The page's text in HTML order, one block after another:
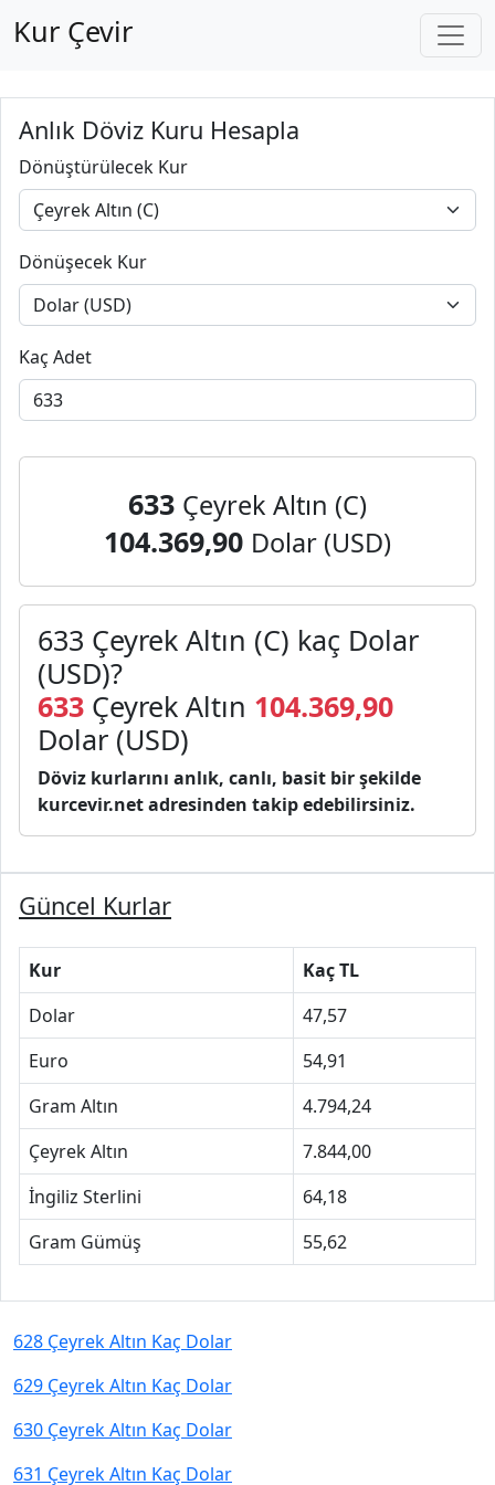
Kur Çevir
Anlık Döviz Kuru Hesapla
Dönüştürülecek Kur
Dönüşecek Kur
Kaç Adet
633 Çeyrek Altın (C)
104.369,90 Dolar (USD)
633 Çeyrek Altın (C) kaç Dolar
(USD)?
633 Çeyrek Altın 104.369,90
Dolar (USD)
Döviz kurlarını anlık, canlı, basit bir şekilde
kurcevir.net adresinden takip edebilirsiniz.
Güncel Kurlar
Kur
Kaç TL
Dolar
47,57
Euro
54,91
Gram Altın
4.794,24
Çeyrek Altın
7.844,00
İngiliz Sterlini
64,18
Gram Gümüş
55,62
628 Çeyrek Altın Kaç Dolar
629 Çeyrek Altın Kaç Dolar
630 Çeyrek Altın Kaç Dolar
631 Çeyrek Altın Kaç Dolar